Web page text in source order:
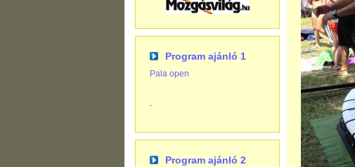
Program ajánló 1
Pala open
.
Program ajánló 2